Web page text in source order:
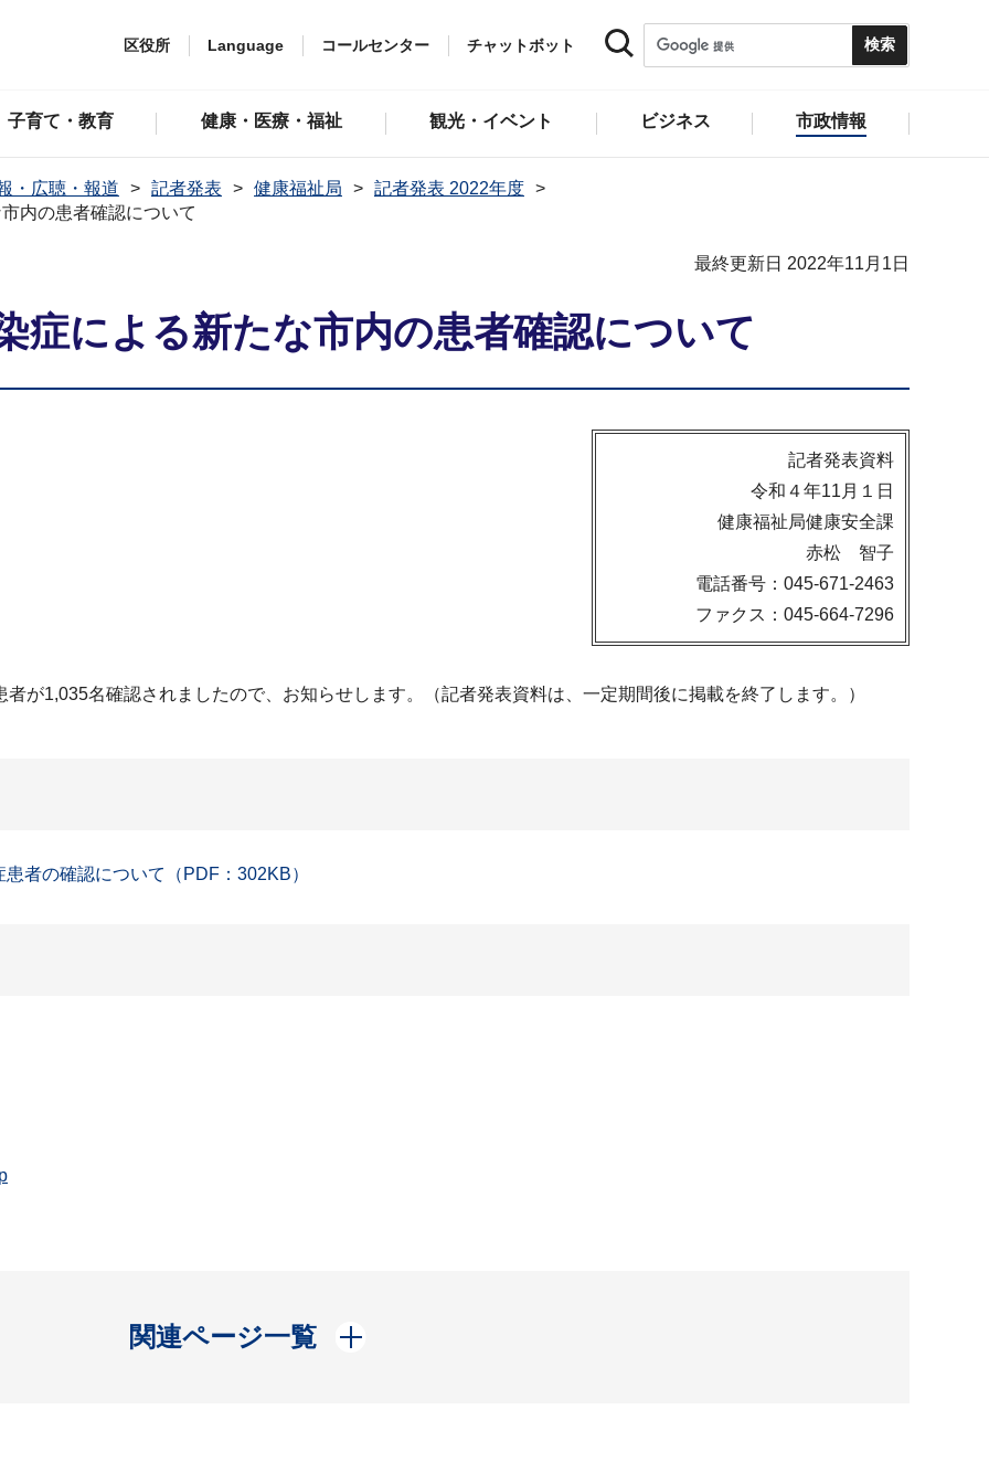
区役所 Language コールセンター チャットボット
子育て・教育 健康・医療・福祉 観光・イベント ビジネス 市政情報
・広聴・報道 記者発表 健康福祉局
記者発表 2022年度
内の患者確認について
最終更新日 2022年11月1日
症による新たな市内の患者確認について
記者発表資料
令和４年11月１日
健康福祉局健康安全課
赤松 智子
電話番号：045-671-2463
ファクス：045-664-7296
が1,035名確認されましたので、お知らせします。（記者発表資料は、一定期間後に掲載を終了します。）
者の確認について（PDF：302KB）
関連ページ一覧
開く